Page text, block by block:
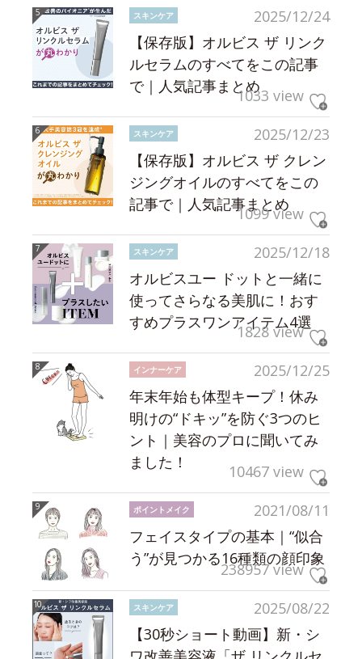
2025/12/24
スキンケア
【保存版】オルビス ザ リンク
ルセラムのすべてをこの記事
で｜人気記事まとめ1033 view
2025/12/23
スキンケア
【保存版】オルビス ザ クレン
ジングオイルのすべてをこの
記事で｜人気記事まとめ
1099 view
2025/12/18
スキンケア
オルビスユー ドットと一緒に
使ってさらなる美肌に！おす
すめプラスワンアイテム4選
1828 view
2025/12/25
インナーケア
年末年始も体型キープ！休み
明けの“ドキッ”を防ぐ3つのヒ
ント｜美容のプロに聞いてみ
ました！
10467 view
2021/08/11
ポイントメイク
フェイスタイプの基本｜“似合
う”が見つかる16種類の顔印象
238957 view
2025/08/22
スキンケア
【30秒ショート動画】新・シ